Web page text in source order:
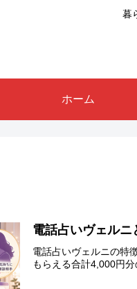
暮
ホーム
電話占いヴェル
電話占いヴェルニの特
もらえる合計4,000円